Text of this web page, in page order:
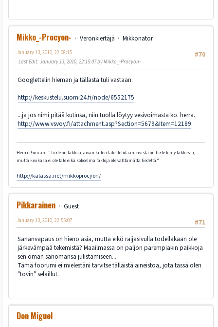
Mikko_-Procyon- Veronkiertäjä
Mikkonator
#70
January 13, 2010, 22:08:15
Last Edit: January 13, 2010, 22:15:07 by Mikko_-Procyon-
Googlettelin hieman ja tällasta tuli vastaan:
http://keskustelu.suomi24.fi/node/6552175
...ja jos nimi pitää kutinsa, niin tuolla löytyy vesivoimasta ko. herra.
http://www.vsvoy.fi/attachment.asp?Section=5679&Item=12189
Henri Poincare: "Tiede on faktoja; aivan kuten talot tehdään kivistä on tiede tehty faktoista;
mutta kivikasa ei ole talo eikä kokoelma faktoja ole välttämättä tiedettä."
http://kalassa.net/mikkoprocyon/
Pikkarainen
Guest
#71
January 13, 2010, 22:55:07
Sananvapaus on hieno asia, mutta eikö raijasivulla todellakaan ole
järkevämpää tekemistä? Maailmassa on paljon parempiakin paikkoja
sen oman sanomansa julistamiseen...
Tämä foorumi ei mielestäni tarvitse tälläistä aineistoa, jota tässä olen
"tovin" selaillut.
Don Miguel